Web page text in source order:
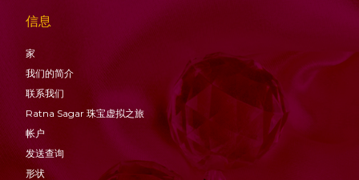
信息
家
我们的简介
联系我们
Ratna Sagar 珠宝虚拟之旅
帐户
发送查询
形状